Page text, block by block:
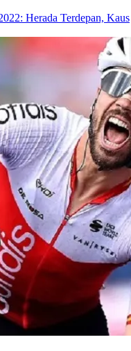
Herada Terdepan, Kaus